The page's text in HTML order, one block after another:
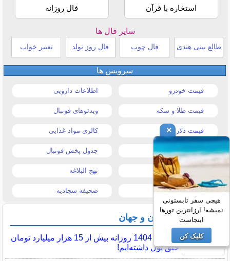
استخاره با قرآن فال روزانه
سایر فال ها
طالع بینی هندی فال چوب فال روز تولد تعبیر خواب
سرویس ها
قیمت خودرو اطلاعات دارویی
قیمت طلا و سکه ویدئوهای فوتبال
قیمت دلار کالری مواد غذایی
قیمت موبایل جدول پخش فوتبال
قیمت تبلت نهج البلاغه
تیتر روزنامه ها صحیفه سجادیه
آخرین اخبار ایران و جهان
در سال 1404 روزانه بیش از 15 هزار میلیارد تومان
خلق پول داشته‌ایم!
×
هیچی سفر تابستونی
نمیشه! ارزانترین تورها
اینجاست
کلیک کن